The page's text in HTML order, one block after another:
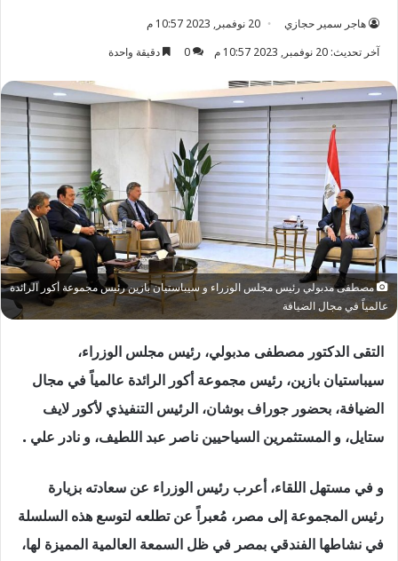
هاجر سمير حجازي
20 نوفمبر, 2023 10:57 م
آخر تحديث: 20 نوفمبر, 2023 10:57 م
0 دقيقة واحدة
مصطفى مدبولي رئيس مجلس الوزراء و سيباستيان بازين رئيس مجموعة أكور الرائدة
عالمياً في مجال الضيافة
التقى الدكتور مصطفى مدبولي، رئيس مجلس الوزراء،
سيباستيان بازين، رئيس مجموعة أكور الرائدة عالمياً في مجال
الضيافة، بحضور جوراف بوشان، الرئيس التنفيذي لأكور لايف
ستايل، و المستثمرين السياحيين ناصر عبد اللطيف، و نادر علي .
و في مستهل اللقاء، أعرب رئيس الوزراء عن سعادته بزيارة
رئيس المجموعة إلى مصر، مُعبراً عن تطلعه لتوسع هذه السلسلة
في نشاطها الفندقي بمصر في ظل السمعة العالمية المميزة لها،